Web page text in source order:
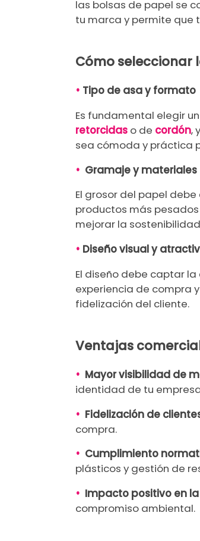
las bolsas de papel se
tu marca y permite que
Cómo seleccionar
• Tipo de asa y formato
Es fundamental elegir
retorcidas o de cordón,
sea cómoda y práctica
• Gramaje y materiales
El grosor del papel
productos más
mejorar la
• Diseño visual y
El diseño debe captar
experiencia de compra
fidelización del cliente.
Ventajas
• Mayor visibilidad de
identidad de tu
• Fidelización de
compra.
• Cumplimiento
plásticos y gestión de
• Impacto positivo en
compromiso ambiental.